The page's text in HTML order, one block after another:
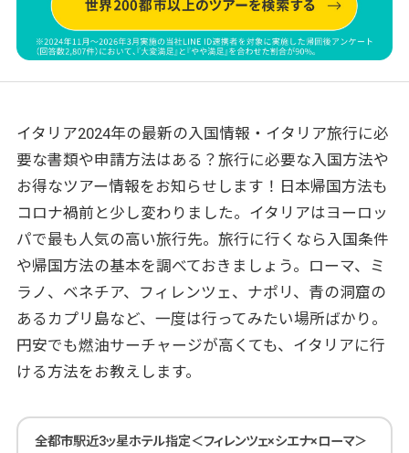
イタリア2024年の最新の入国情報・イタリア旅行に必
要な書類や申請方法はある？旅行に必要な入国方法や
お得なツアー情報をお知らせします！日本帰国方法も
コロナ禍前と少し変わりました。イタリアはヨーロッ
パで最も人気の高い旅行先。旅行に行くなら入国条件
や帰国方法の基本を調べておきましょう。ローマ、ミ
ラノ、ベネチア、フィレンツェ、ナポリ、青の洞窟の
あるカプリ島など、一度は行ってみたい場所ばかり。
円安でも燃油サーチャージが高くても、イタリアに行
ける方法をお教えします。
全都市駅近3ッ星ホテル指定＜フィレンツェ×シエナ×ローマ＞